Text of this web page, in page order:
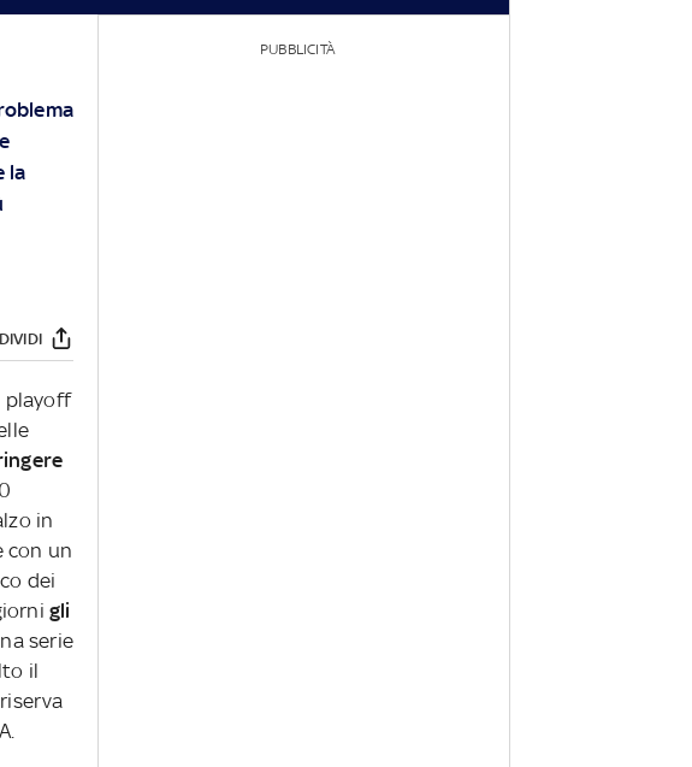
la
playoff
in
con un
dei
gli
serie
il
PUBBLICITÀ